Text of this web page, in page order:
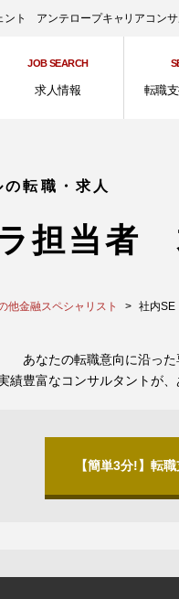
ント アンテロープキャリアコン
JOB SEARCH
求人情報 転職
転職・求人
担当者
他金融スペシャリスト 社内
あなたの転職意向に沿っ
績豊富なコンサルタントが
【簡単3分!】転